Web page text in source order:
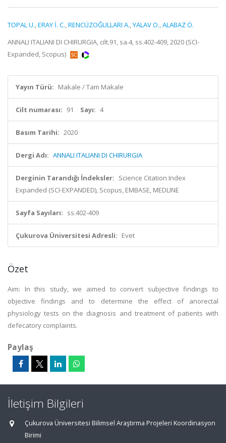
TOPAL U.,ERAY İ. C.,RENCÜZOĞULLARI A.,YALAV O.,ALABAZ Ö.
ANNALI ITALIANI DI CHIRURGIA, cilt.91, sa.4, ss.402-409, 2020 (SCI-
Expanded, Scopus)
Yayın Türü: Makale / Tam Makale
Cilt numarası: 91 Sayı: 4
Basım Tarihi: 2020
Dergi Adı: ANNALI ITALIANI DI CHIRURGIA
Derginin Tarandığı İndeksler: Science Citation Index
Expanded (SCI-EXPANDED), Scopus, EMBASE, MEDLINE
Sayfa Sayıları: ss.402-409
Çukurova Üniversitesi Adresli: Evet
Özet
Aim: In this study, we aimed to convert subjective findings to
objective findings and to determine the effect of anorectal
physiology tests on the diagnosis and treatment of patients with
defecatory complaints.
Paylaş
İletişim Bilgileri
Çukurova Üniversitesi Bilimsel Araştırma Projeleri Koordinasyon
Birimi